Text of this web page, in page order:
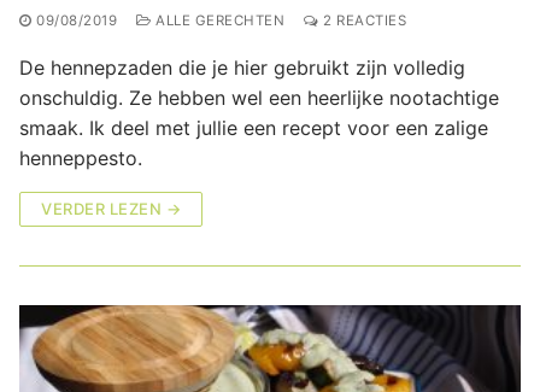
09/08/2019 ALLE GERECHTEN 2 REACTIES
De hennepzaden die je hier gebruikt zijn volledig
onschuldig. Ze hebben wel een heerlijke nootachtige
smaak. Ik deel met jullie een recept voor een zalige
henneppesto.
VERDER LEZEN →